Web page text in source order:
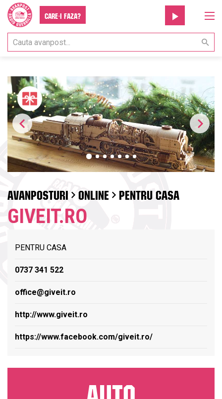
Care-i faza?
AVANPOSTURI ONLINE PENTRU CASA
GIVEIT.RO
PENTRU CASA
0737 341 522
office@giveit.ro
http://www.giveit.ro
https://www.facebook.com/giveit.ro/
AUTO